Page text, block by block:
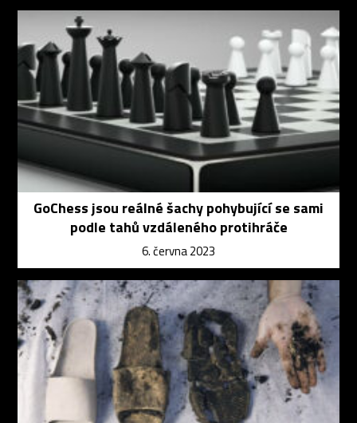
GoChess jsou reálné šachy pohybující se sami
podle tahů vzdáleného protihráče
6. června 2023